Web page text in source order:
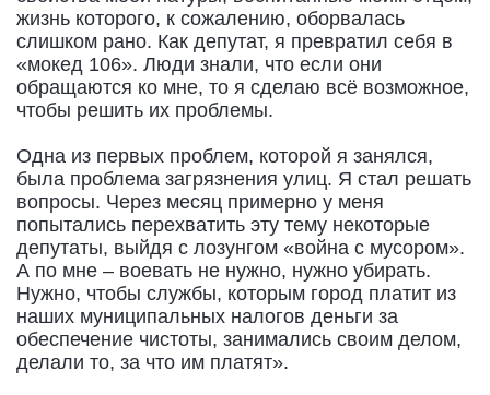
жизнь которого, к сожалению, оборвалась
слишком рано. Как депутат, я превратил себя в
«мокед 106». Люди знали, что если они
обращаются ко мне, то я сделаю всё возможное,
чтобы решить их проблемы.
Одна из первых проблем, которой я занялся,
была проблема загрязнения улиц. Я стал решать
вопросы. Через месяц примерно у меня
попытались перехватить эту тему некоторые
депутаты, выйдя с лозунгом «война с мусором».
А по мне – воевать не нужно, нужно убирать.
Нужно, чтобы службы, которым город платит из
наших муниципальных налогов деньги за
обеспечение чистоты, занимались своим делом,
делали то, за что им платят».